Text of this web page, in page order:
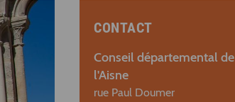
CONTACT
Conseil départemental de
l'Aisne
rue Paul Doumer